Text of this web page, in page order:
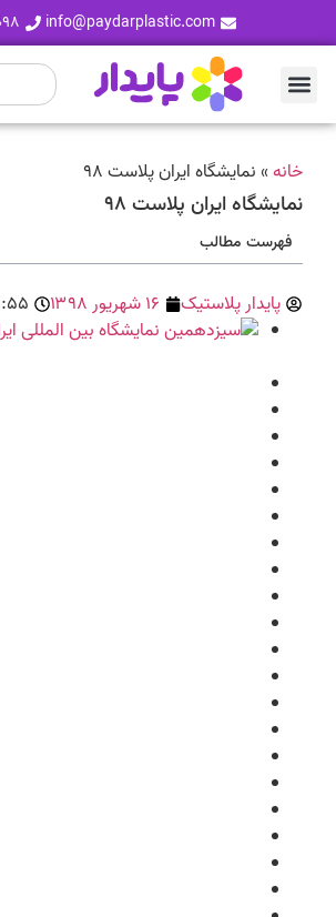
info@paydarplastic.com
خانه»نمایشگاه ایران پلاست ۹۸
نمایشگاه ایران پلاست ۹۸
فهرست مطالب
پایدار پلاستیک ۱۶ شهریور ۱۳۹۸ ۹:۵۵ ق.ظ